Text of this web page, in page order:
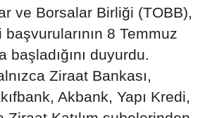
ve Borsalar Birliği (TOBB),
8 Temmuz
başladığını duyurdu.
Ziraat Bankası,
Akbank, Yapı Kredi,